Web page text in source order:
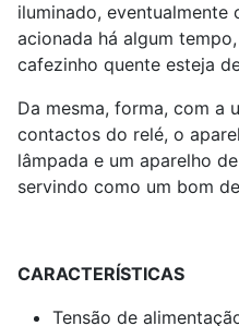
iluminado, eventualmente
acionada há algum
cafezinho quente esteja
Da mesma, forma, com a
contactos do relé, o
lâmpada e um aparelho
servindo como um bom
CARACTERÍSTICAS
Tensão de